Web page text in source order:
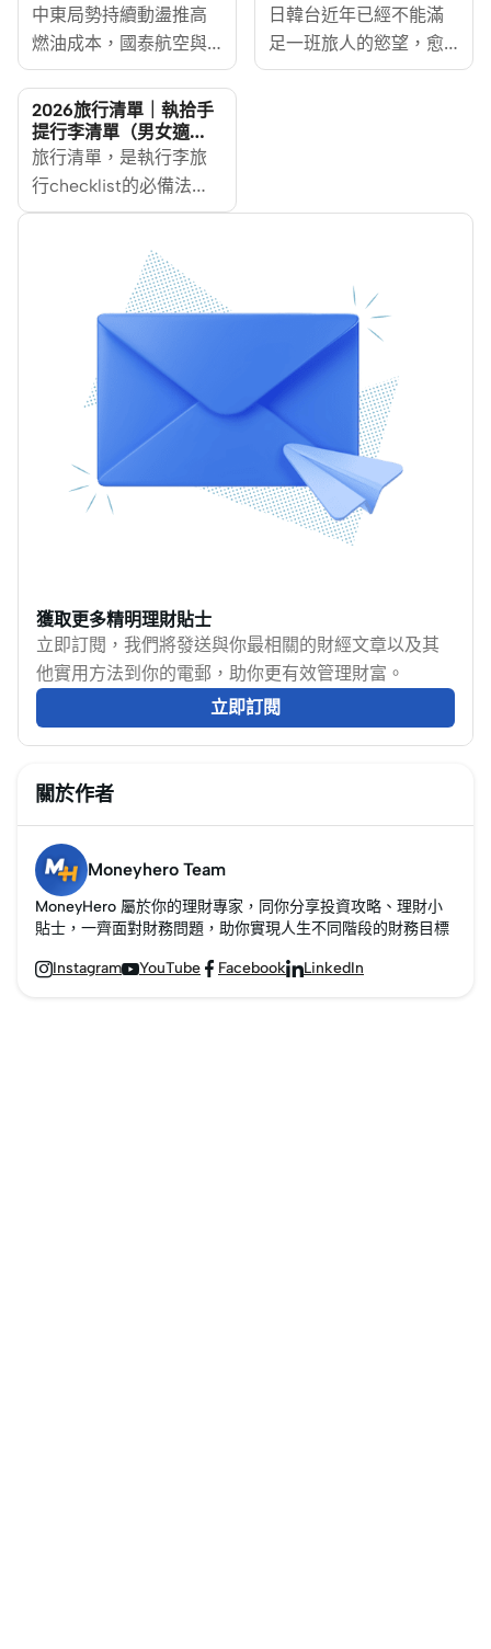
月11日至6月30日受影響
航班及改簽安排
中東局勢持續動盪推高
燃油成本，國泰航空與
香港快運於2026年4月
宣布削減5至6月班次。
國泰將取消佔整體約 2%
的客運班次，香港快運
削幅更達約 6%。
MoneyHero整合取消航
即時應對方法，助你第
一時間掌握最新變動。
附旅遊警示國家名單
2026
日韓台近年已經不能滿
足一班旅人的慾望，愈
來愈多人想去更特別、
病等，搞到人心惶惶。
安局就有三種外遊警示
給大家做指標，如果選
擇去有外遊警示的地
方，買旅遊保險時有甚
麼要留意？MoneyHero
就同你比較各大旅遊保
險，甚麼保甚麼不保！
2026旅行清單｜執拾手
提行李清單（男女適
用）
旅行清單，是執行李旅
行checklist的必備法
寶。無論你飛長短途，
喼」，一時又怕執漏物
品，所以有張執行李手
提行李清單，逐項對照
放入行李就不怕遺漏
啦。輕鬆出遊，無難
獲取更多精明理財貼士
立即訂閱，我們將發送與你最相關的財經文章以及其
他實用方法到你的電郵，助你更有效管理財富。
立即訂閱
關於作者
Moneyhero Team
MoneyHero 屬於你的理財專家，同你分享投資攻略、理財小
貼士，一齊面對財務問題，助你實現人生不同階段的財務目標
InstagramYouTube  FacebookLinkedIn